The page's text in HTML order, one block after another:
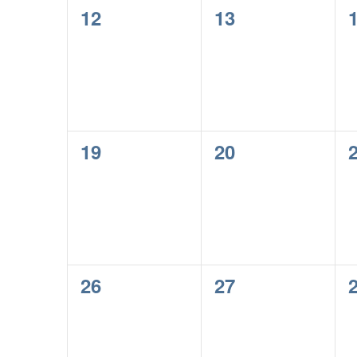
0
12
0
13
0
0
19
0
20
0
0
26
0
27
0